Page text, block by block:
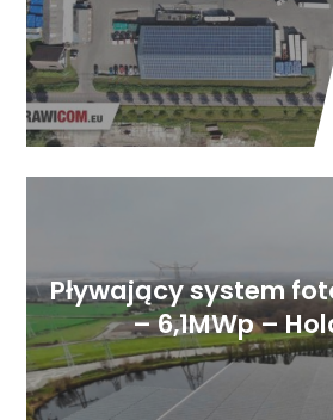
Pływający system
– 6,1MWp –